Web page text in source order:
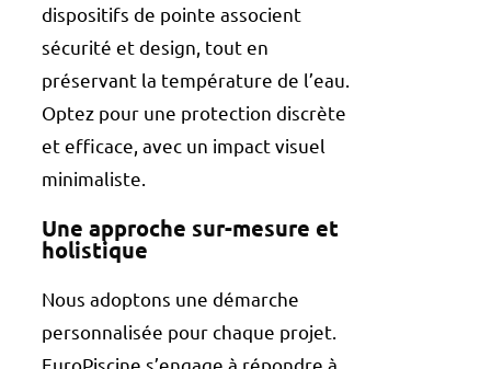
dispositifs de pointe associent
sécurité et design, tout en
préservant la température de l’eau.
Optez pour une protection discrète
et efficace, avec un impact visuel
minimaliste.
Une approche sur-mesure et
holistique
Nous adoptons une démarche
personnalisée pour chaque projet.
EuroPiscine s’engage à répondre à